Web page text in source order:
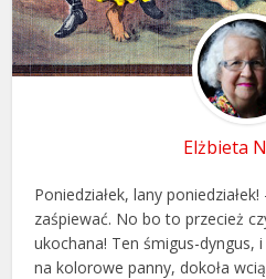
Elżbieta
Poniedziałek, lany
zaśpiewać. No bo to przecież
ukochana! Ten śmigus-dyngus,
na kolorowe panny, dokoła